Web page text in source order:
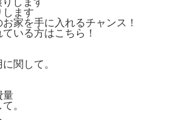
します
家を手に入れるチャンス！
いる方はこちら！
関して。
量
。